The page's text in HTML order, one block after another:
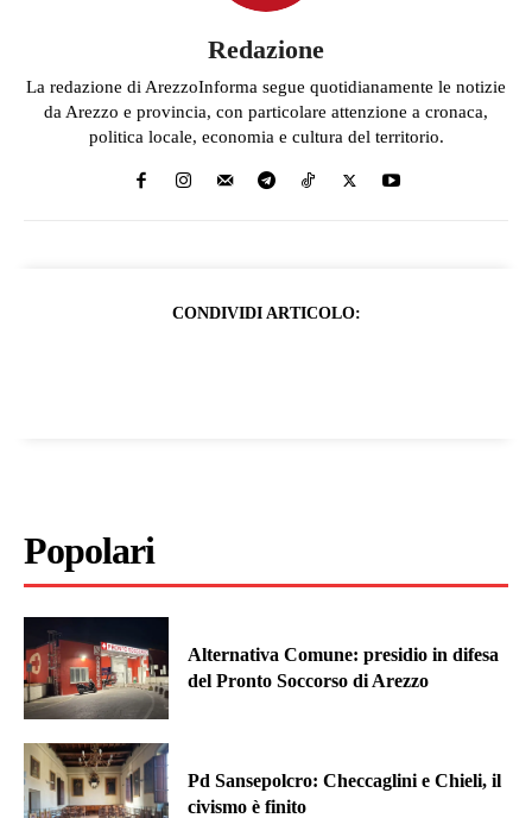
Redazione
La redazione di ArezzoInforma segue quotidianamente le notizie
da Arezzo e provincia, con particolare attenzione a cronaca,
politica locale, economia e cultura del territorio.
CONDIVIDI ARTICOLO:
Popolari
Alternativa Comune: presidio in difesa
del Pronto Soccorso di Arezzo
Pd Sansepolcro: Checcaglini e Chieli, il
civismo è finito